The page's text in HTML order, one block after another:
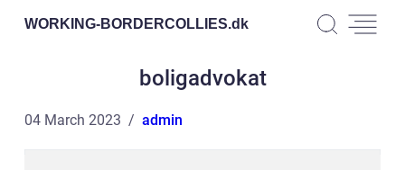
WORKING-BORDERCOLLIES.dk
boligadvokat
04 March 2023 admin